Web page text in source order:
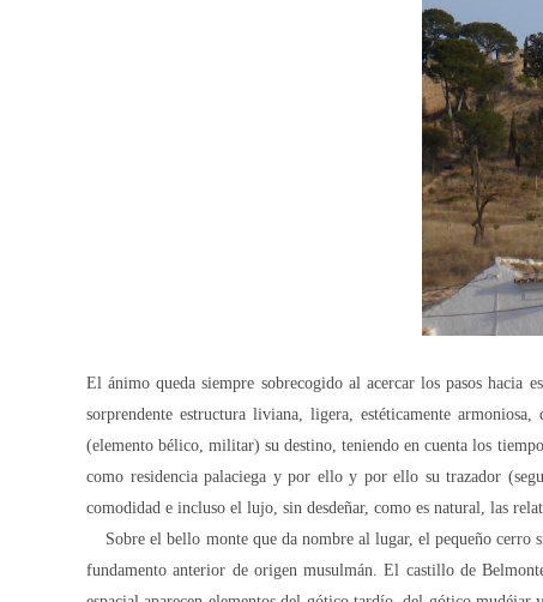
El ánimo queda siempre sobrecogido al acercar los pasos hacia
sorprendente estructura liviana, ligera, estéticamente
(elemento bélico, militar) su destino, teniendo en cuenta los
como residencia palaciega y por ello y por ello su trazador
comodidad e incluso el lujo, sin desdeñar, como es natural, las
Sobre el bello monte que da nombre al lugar, el pequeño
fundamento anterior de origen musulmán. El castillo de